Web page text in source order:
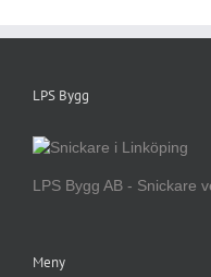
LPS Bygg
LPS Bygg AB - Snickare
Meny